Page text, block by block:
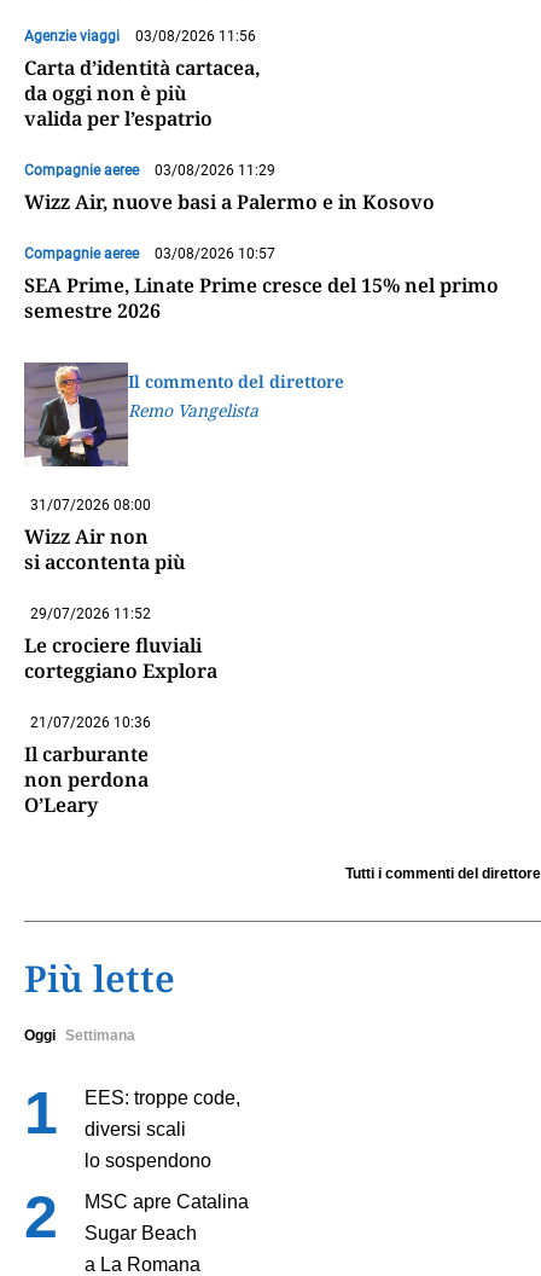
Agenzie viaggi 03/08/2026 11:56
Carta d’identità cartacea,
da oggi non è più
valida per l’espatrio
Compagnie aeree 03/08/2026 11:29
Wizz Air, nuove basi a Palermo e in Kosovo
Compagnie aeree 03/08/2026 10:57
SEA Prime, Linate Prime cresce del 15% nel primo
semestre 2026
Il commento del direttore
Remo Vangelista
31/07/2026 08:00
Wizz Air non
si accontenta più
29/07/2026 11:52
Le crociere fluviali
corteggiano Explora
21/07/2026 10:36
Il carburante
non perdona
O’Leary
Tutti i commenti del direttore
Più lette
Oggi Settimana
EES: troppe code,
diversi scali
lo sospendono
MSC apre Catalina
Sugar Beach
a La Romana